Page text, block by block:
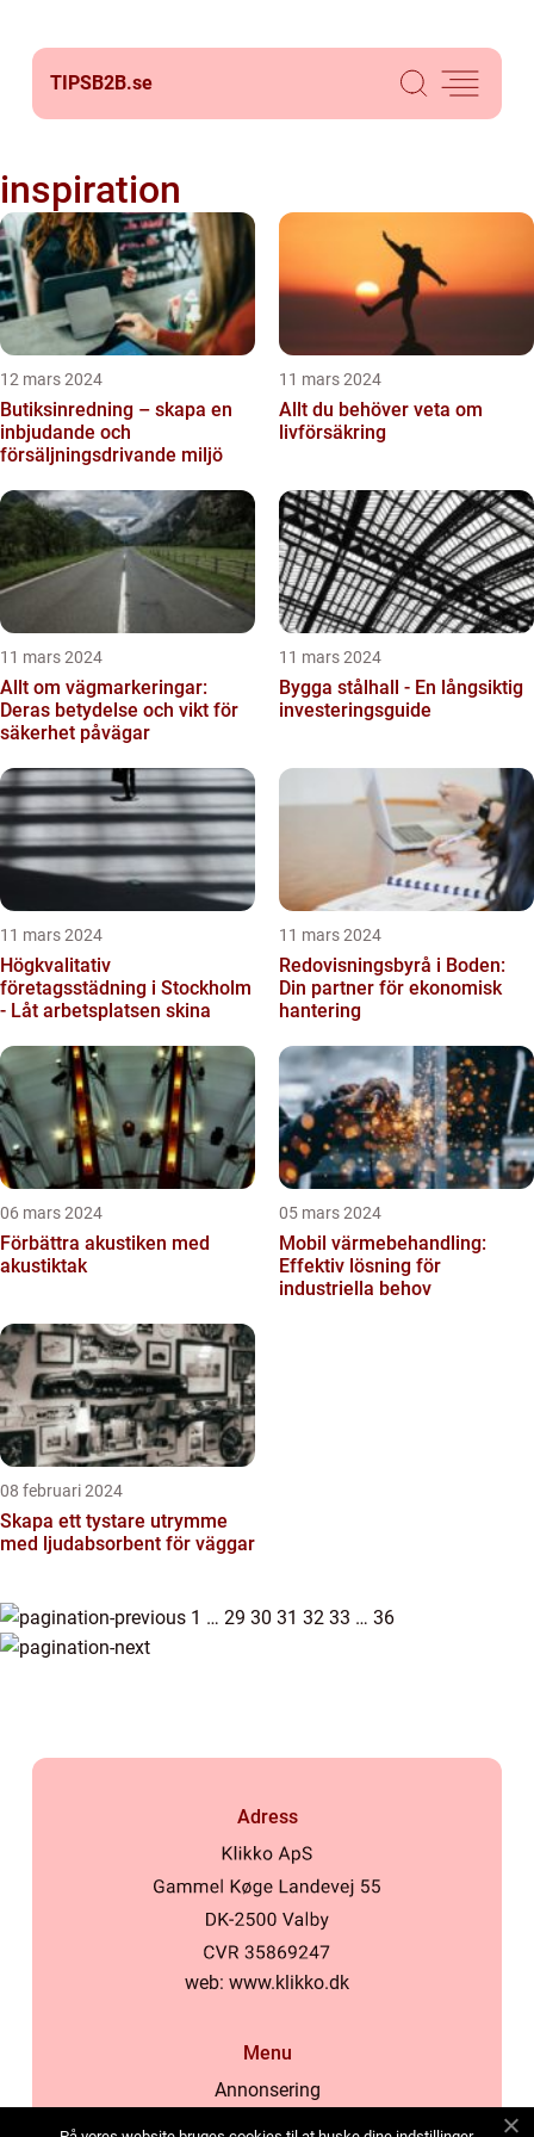
TIPSB2B.se
inspiration
12 mars 2024
Butiksinredning – skapa en
inbjudande och
försäljningsdrivande miljö
11 mars 2024
Allt du behöver veta om
livförsäkring
11 mars 2024
Allt om vägmarkeringar:
Deras betydelse och vikt för
säkerhet påvägar
11 mars 2024
Bygga stålhall - En långsiktig
investeringsguide
11 mars 2024
Högkvalitativ
företagsstädning i Stockholm
- Låt arbetsplatsen skina
11 mars 2024
Redovisningsbyrå i Boden:
Din partner för ekonomisk
hantering
06 mars 2024
Förbättra akustiken med
akustiktak
05 mars 2024
Mobil värmebehandling:
Effektiv lösning för
industriella behov
08 februari 2024
Skapa ett tystare utrymme
med ljudabsorbent för väggar
1 … 29 30 31 32 33 … 36
Adress
web: www.klikko.dk
Menu
Annonsering